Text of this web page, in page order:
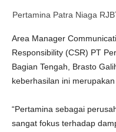
Pertamina Patra Niaga
Area Manager
Responsibility (CSR) PT
Bagian Tengah, Brasto
keberhasilan ini
“Pertamina sebagai
sangat fokus terhadap